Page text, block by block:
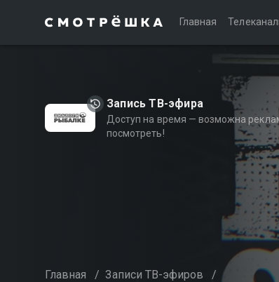
Главная
Запись ТВ-эфира
Доступ на время — возможна
посмотреть!
Главная / Записи ТВ-эфиров /